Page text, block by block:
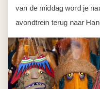
van de middag word je
avondtrein terug naar